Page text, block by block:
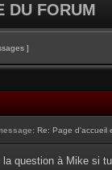
DU FORUM
]
Re: Page d'accueil
la question à Mike si